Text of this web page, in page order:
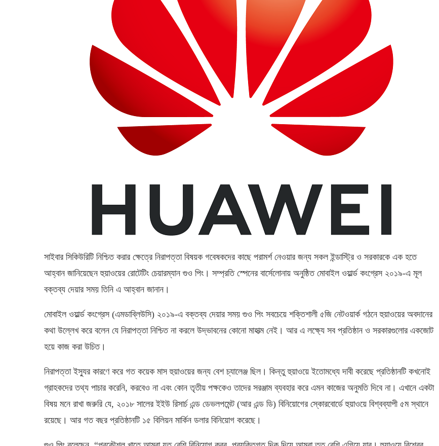
সাইবার সিকিউরিটি নিশ্চিত করার ক্ষেত্রে নিরাপত্তা বিষয়ক গবেষকদের কাছে পরামর্শ নেওয়ার জন্য সকল ইন্ডাস্ট্রি ও সরকারকে এক হতে
আহ্বান জানিয়েছেন হুয়াওয়ের রোটেটিং চেয়ারম্যান গুও পিং। সম্প্রতি স্পেনের বার্সেলোনায় অনুষ্ঠিত মোবাইল ওয়ার্ল্ড কংগ্রেস ২০১৯-এ মূল
বক্তব্য দেয়ার সময় তিনি এ আহ্বান জানান।
মোবাইল ওয়ার্ল্ড কংগ্রেস (এমডাব্লিউসি) ২০১৯-এ বক্তব্য দেয়ার সময় গুও পিং সবচেয়ে শক্তিশালী ৫জি নেটওয়ার্ক গঠনে হুয়াওয়ের অবদানের
কথা উল্লেখ করে বলেন যে নিরাপত্তা নিশ্চিত না করলে উদ্ভাবনের কোনো মাহাত্ম নেই। আর এ লক্ষ্যে সব প্রতিষ্ঠান ও সরকারগুলোর একজোট
হয়ে কাজ করা উচিত।
নিরাপত্তা ইস্যুর কারণে করে গত কয়েক মাস হুয়াওয়ের জন্য বেশ চ্যালেঞ্জ ছিল। কিন্তু হুয়াওয়ে ইতোমধ্যে দাবী করেছে প্রতিষ্ঠানটি কখনোই
গ্রাহকদের তথ্য পাচার করেনি, করবেও না এবং কোন তৃতীয় পক্ষকেও তাদের সরঞ্জাম ব্যবহার করে এমন কাজের অনুমতি দিবে না। এখানে একটা
বিষয় মনে রাখা জরুরি যে, ২০১৮ সালের ইইউ রিসার্চ এন্ড ডেভলপমেন্ট (আর এন্ড ডি) বিনিয়োগের স্কোরবোর্ডে হুয়াওয়ে বিশ্বব্যাপী ৫ম স্থানে
রয়েছে। আর গত বছর প্রতিষ্ঠানটি ১৫ বিলিয়ন মার্কিন ডলার বিনিয়োগ করেছে।